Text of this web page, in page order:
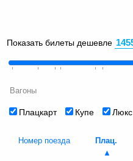
Показать билеты дешевле
Вагоны
Плацкарт Купе Люкс
Номер поезда Плац.